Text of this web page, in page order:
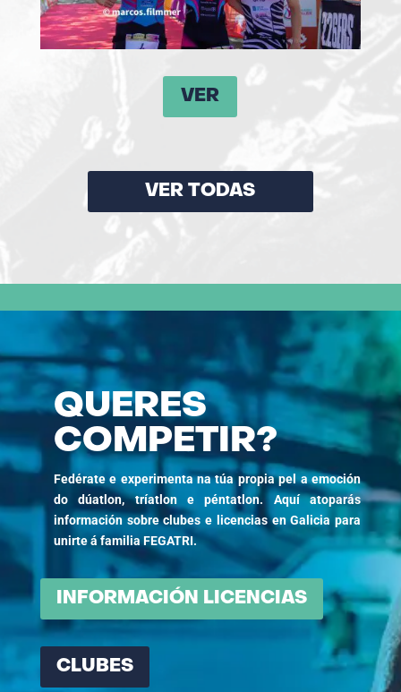
VER
VER TODAS
QUERES
COMPETIR?
Fedérate e experimenta na túa propia pel a emoción
do dúatlon, tríatlon e péntatlon. Aquí atoparás
información sobre clubes e licencias en Galicia para
unirte á familia FEGATRI.
INFORMACIÓN LICENCIAS
CLUBES